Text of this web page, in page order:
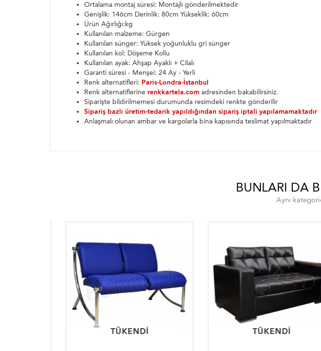
Ortalama montaj süresi: Montajlı gönderilmektedir
Genişlik: 146cm Derinlik: 80cm Yükseklik: 60cm
Ürün Ağırlığı:kg
Kullanılan malzeme: Gürgen
Kullanılan sünger: Yüksek yoğunluklu gri sünger
Kullanılan kol: Döşeme Kollu
Kullanılan ayak: Ahşap Ayaklı + Cilalı
Garanti süresi - Menşei: 24 Ay - Yerli
Renk alternatifleri: Paris-Londra-İstanbul
Renk alternatiflerine renkkartela.com adresinden bakabilirsiniz.
Siparişte bildirilmemesi durumunda resimdeki renkte gönderilir
Sipariş bazlı üretim-tedarik yapıldığından sipariş iptali yapılamamaktadır
Anlaşmalı olunan ambar ve kargolarla bina kapısında teslimat yapılmaktadır
BUNLARI DA
Aynı
TÜKENDI
TÜKENDI TÜKENDI
TÜKENDI